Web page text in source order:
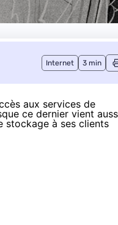
Internet 3 min
aux services de
ce dernier vient
stockage à ses clients